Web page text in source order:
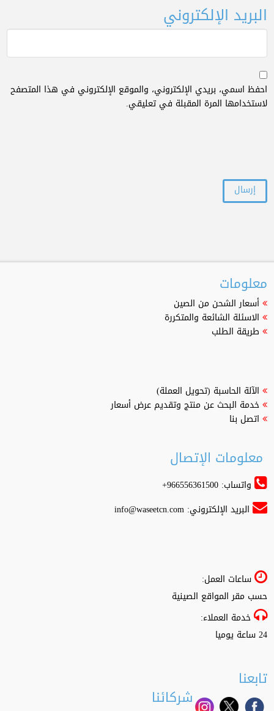
البريد الإلكتروني
احفظ اسمي، بريدي الإلكتروني، والموقع الإلكتروني في هذا المتصفح
لاستخدامها المرة المقبلة في تعليقي.
معلومات
أسعار الشحن من الصين
الاسئلة الشائعة والمتكررة
طريقة الطلب
الآلة الحاسبة (تحويل العملة)
خدمة البحث عن منتج وتقديم عرض أسعار
اتصل بنا
معلومات الإتصال
واتساب: 966556361500+
البريد الإلكتروني:info@waseetcn.com
ساعات العمل:
حسب مقر المواقع الصينية
خدمة العملاء:
24 ساعة يوميا
تابعنا
شركائنا